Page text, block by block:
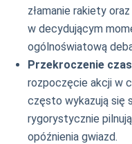
złamanie rakiety oraz
w decydującym
ogólnoświatową
Przekroczenie
rozpoczęcie akcji w
często wykazują się
rygorystycznie pilnują
opóźnienia gwiazd.